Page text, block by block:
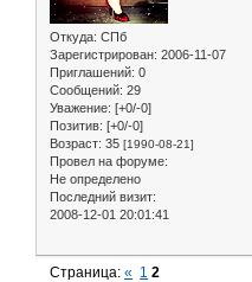
Откуда: СПб
Зарегистрирован: 2006-11-07
Приглашений: 0
Сообщений: 29
Уважение: [+0/-0]
Позитив: [+0/-0]
Возраст: 35 [1990-08-21]
Провел на форуме:
Не определено
Последний визит:
2008-12-01 20:01:41
Страница:« 1 2